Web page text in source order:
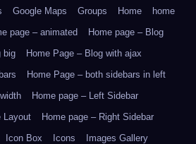
Google Maps Groups Home
home
page – animated
Home page – Blog
big
Home Page – Blog with ajax
Home Page – both sidebars in left
Home page – Left Sidebar
Layout
Home page – Right Sidebar
Icon Box Icons
Images Gallery